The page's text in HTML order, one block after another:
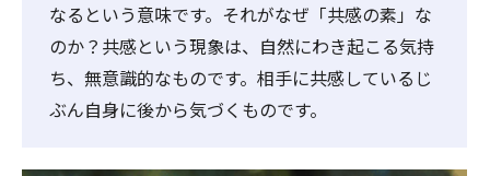
なるという意味です。それがなぜ「共感の素」な
のか？共感という現象は、自然にわき起こる気持
ち、無意識的なものです。相手に共感しているじ
ぶん自身に後から気づくものです。